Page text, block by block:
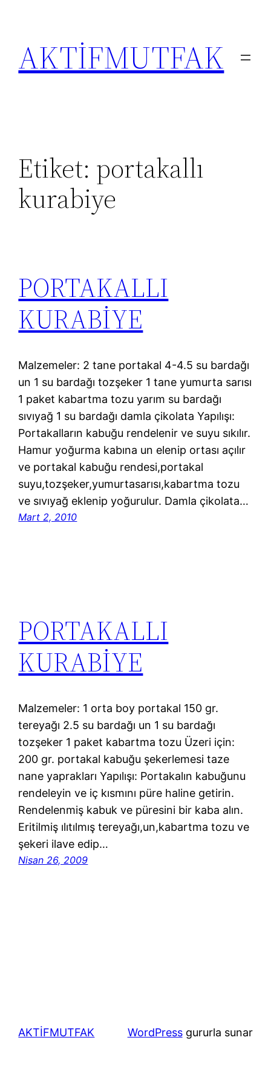
AKTİFMUTFAK
Etiket: portakallı
kurabiye
PORTAKALLI
KURABİYE
Malzemeler: 2 tane portakal 4-4.5 su bardağı
un 1 su bardağı tozşeker 1 tane yumurta sarısı
1 paket kabartma tozu yarım su bardağı
sıvıyağ 1 su bardağı damla çikolata Yapılışı:
Portakalların kabuğu rendelenir ve suyu sıkılır.
Hamur yoğurma kabına un elenip ortası açılır
ve portakal kabuğu rendesi,portakal
suyu,tozşeker,yumurtasarısı,kabartma tozu
ve sıvıyağ eklenip yoğurulur. Damla çikolata…
Mart 2, 2010
PORTAKALLI
KURABİYE
Malzemeler: 1 orta boy portakal 150 gr.
tereyağı 2.5 su bardağı un 1 su bardağı
tozşeker 1 paket kabartma tozu Üzeri için:
200 gr. portakal kabuğu şekerlemesi taze
nane yaprakları Yapılışı: Portakalın kabuğunu
rendeleyin ve iç kısmını püre haline getirin.
Rendelenmiş kabuk ve püresini bir kaba alın.
Eritilmiş ılıtılmış tereyağı,un,kabartma tozu ve
şekeri ilave edip…
Nisan 26, 2009
AKTİFMUTFAK WordPressgururla sunar